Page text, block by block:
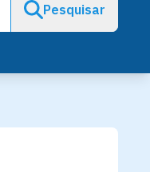
Pesquisar